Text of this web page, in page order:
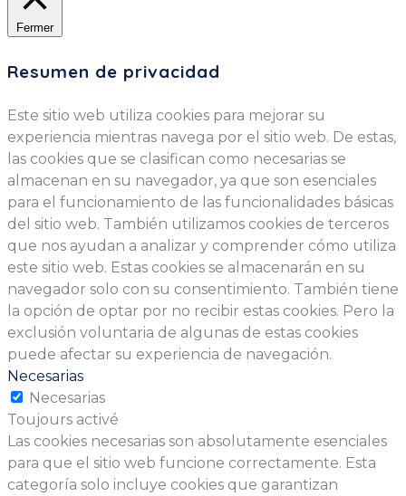
Fermer
Resumen de privacidad
Este sitio web utiliza cookies para mejorar su
experiencia mientras navega por el sitio web. De estas,
las cookies que se clasifican como necesarias se
almacenan en su navegador, ya que son esenciales
para el funcionamiento de las funcionalidades básicas
del sitio web. También utilizamos cookies de terceros
que nos ayudan a analizar y comprender cómo utiliza
este sitio web. Estas cookies se almacenarán en su
navegador solo con su consentimiento. También tiene
la opción de optar por no recibir estas cookies. Pero la
exclusión voluntaria de algunas de estas cookies
puede afectar su experiencia de navegación.
Necesarias
Necesarias
Toujours activé
Las cookies necesarias son absolutamente esenciales
para que el sitio web funcione correctamente. Esta
categoría solo incluye cookies que garantizan